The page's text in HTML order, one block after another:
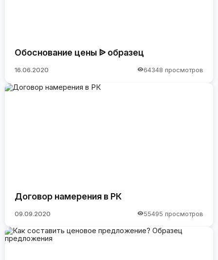
Обоснование цены ᐉ образец
16.06.2020 64348 просмотров
Договор намерения в РК
09.09.2020 55495 просмотров